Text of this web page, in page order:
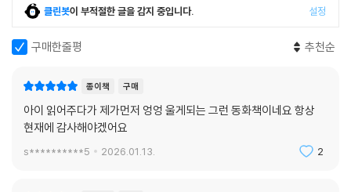
클린봇이 부적절한 글을 감지 중입니다. 설정
구매한줄평 추천순
종이책 구매
아이 읽어주다가 제가먼저 엉엉 울게되는 그런 동화책이네요 항상
현재에 감사해야겠어요
s**********5 2026.01.13. 2